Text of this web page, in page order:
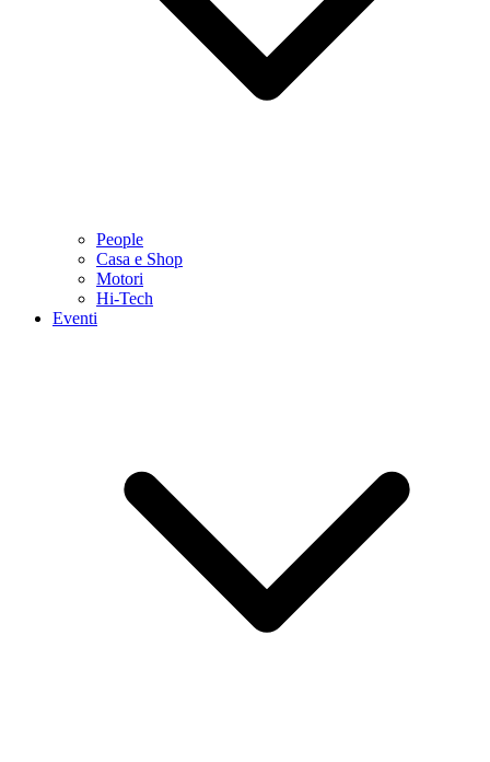
People
Casa e Shop
Motori
Hi-Tech
Eventi